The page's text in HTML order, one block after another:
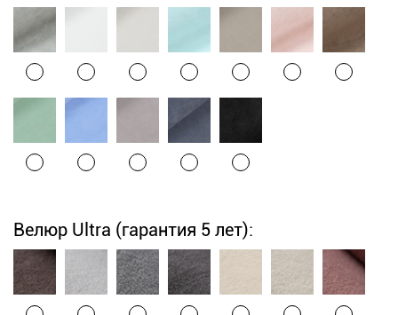
Велюр Ultra (гарантия 5 лет):